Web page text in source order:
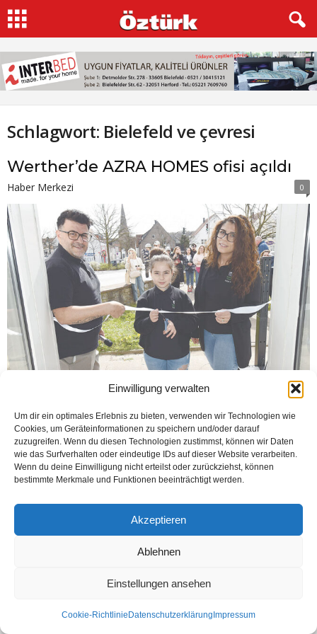
Einwilligung verwalten
Um dir ein optimales Erlebnis zu bieten, verwenden wir Technologien wie
Cookies, um Geräteinformationen zu speichern und/oder darauf
zuzugreifen. Wenn du diesen Technologien zustimmst, können wir Daten
wie das Surfverhalten oder eindeutige IDs auf dieser Website verarbeiten.
Wenn du deine Einwilligung nicht erteilst oder zurückziehst, können
bestimmte Merkmale und Funktionen beeinträchtigt werden.
Akzeptieren
Ablehnen
Einstellungen ansehen
Cookie-Richtlinie Datenschutzerklärung Impressum
Schlagwort: Bielefeld ve çevresi
Werther’de AZRA HOMES ofisi açıldı
Haber Merkezi 0
WERTHER (Öztürk) Emlak sektöründe hizmet veren AZRA HOMES Immobilien
„Engerstr. 25, 33824 Werther“ adresinde bulunan iletişim ofisi resmen açıldı.
Açılış kurdelasını alkışlar eşliğinde, anne Hilal...
Weiterlesen
Kontakt Datenschutzerklärung
Impressum
© Öztürk Gazetesi 1986 – 2026